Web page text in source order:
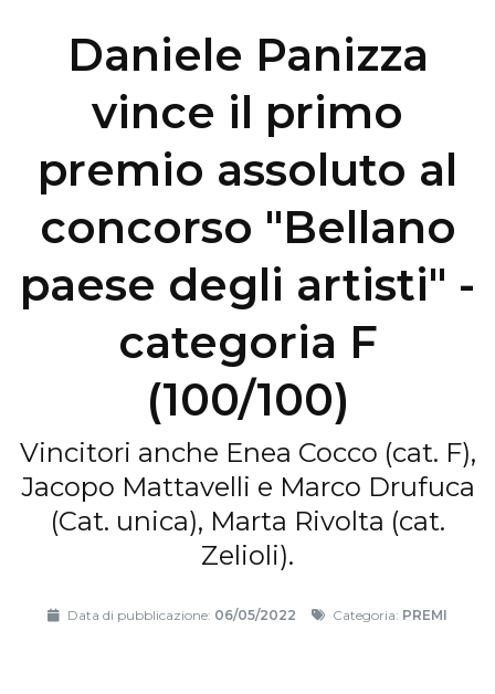
Daniele Panizza
vince il primo
premio assoluto al
concorso "Bellano
paese degli artisti" -
categoria F
(100/100)
Vincitori anche Enea Cocco (cat. F),
Jacopo Mattavelli e Marco Drufuca
(Cat. unica), Marta Rivolta (cat.
Zelioli).
Data di pubblicazione: 06/05/2022 Categoria: PREMI